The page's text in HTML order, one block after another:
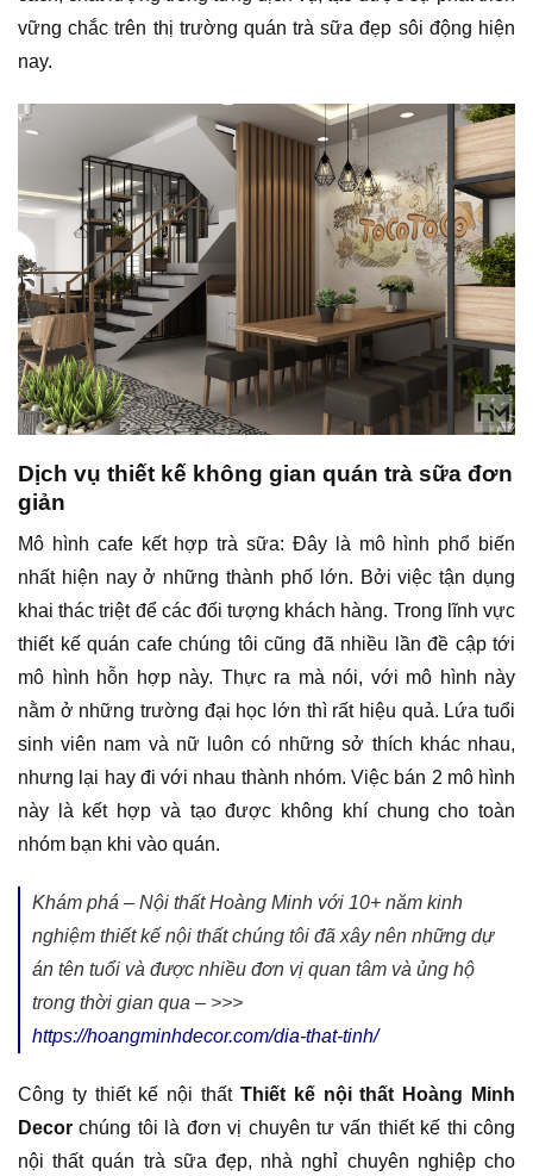
vững chắc trên thị trường quán trà sữa đẹp sôi động hiện
nay.
Dịch vụ thiết kế không gian quán trà sữa đơn
giản
Mô hình cafe kết hợp trà sữa: Đây là mô hình phổ biến
nhất hiện nay ở những thành phố lớn. Bởi việc tận dụng
khai thác triệt để các đối tượng khách hàng. Trong lĩnh vực
thiết kế quán cafe chúng tôi cũng đã nhiều lần đề cập tới
mô hình hỗn hợp này. Thực ra mà nói, với mô hình này
nằm ở những trường đại học lớn thì rất hiệu quả. Lứa tuổi
sinh viên nam và nữ luôn có những sở thích khác nhau,
nhưng lại hay đi với nhau thành nhóm. Việc bán 2 mô hình
này là kết hợp và tạo được không khí chung cho toàn
nhóm bạn khi vào quán.
Khám phá – Nội thất Hoàng Minh với 10+ năm kinh
nghiệm thiết kế nội thất chúng tôi đã xây nên những dự
án tên tuổi và được nhiều đơn vị quan tâm và ủng hộ
trong thời gian qua – >>>
https://hoangminhdecor.com/dia-that-tinh/
Công ty thiết kế nội thất Thiết kế nội thất Hoàng Minh
Decor chúng tôi là đơn vị chuyên tư vấn thiết kế thi công
nội thất quán trà sữa đẹp, nhà nghỉ chuyên nghiệp cho